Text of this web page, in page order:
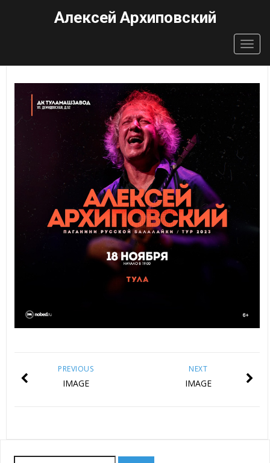
Алексей Архиповский
NEXT
IMAGE
PREVIOUS
IMAGE